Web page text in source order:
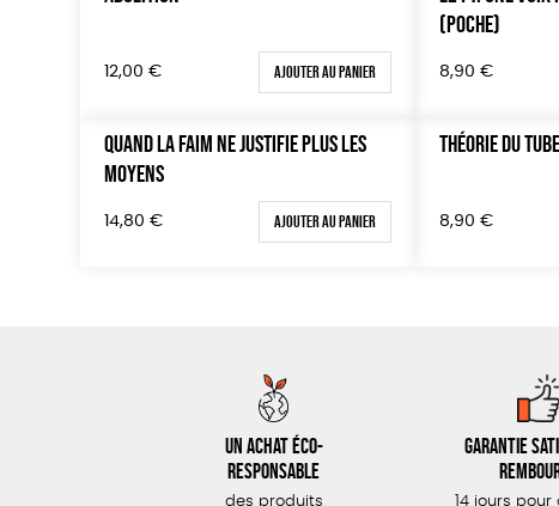
12,00 € Ajouter au panier
(POCHE)
8,90 €
QUAND LA FAIM NE JUSTIFIE PLUS LES
MOYENS
14,80 € Ajouter au panier
THÉORIE DU
8,90 €
Un achat éco-
responsable
des produits
Garantie
14 jours